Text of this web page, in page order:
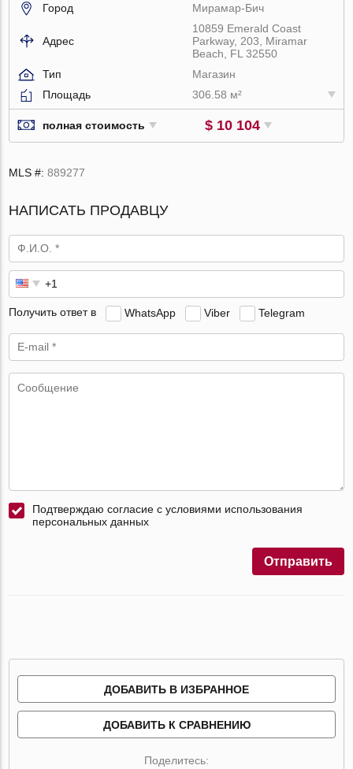
Город Мирамар-Бич
Адрес
10859 Emerald Coast
Parkway, 203, Miramar
Beach, FL 32550
Тип
Магазин
Площадь
306.58 м²
полная стоимость $ 10 104
MLS #:889277
НАПИСАТЬ ПРОДАВЦУ
Получить ответ в WhatsApp Viber Telegram
Подтверждаю согласие с условиями использования
персональных данных
Отправить
ДОБАВИТЬ В ИЗБРАННОЕ
ДОБАВИТЬ К СРАВНЕНИЮ
Поделитесь: